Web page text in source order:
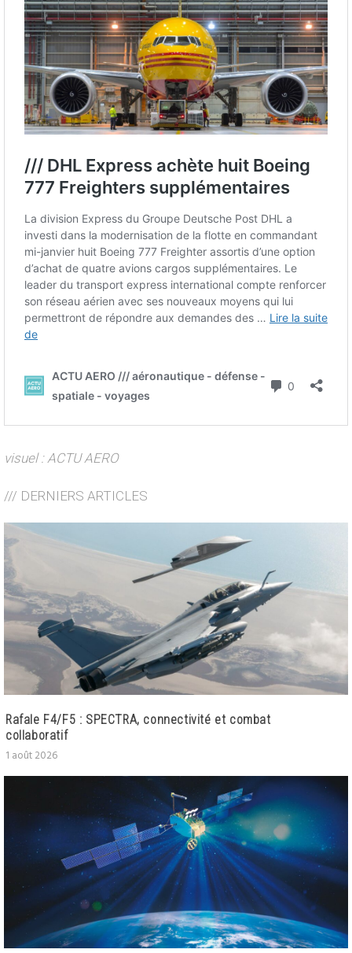
visuel : ACTU AERO
/// DERNIERS ARTICLES
Rafale F4/F5 : SPECTRA, connectivité et combat
collaboratif
1 août 2026